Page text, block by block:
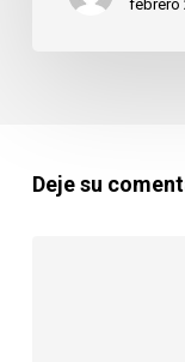
cómo
febrero
Deje su